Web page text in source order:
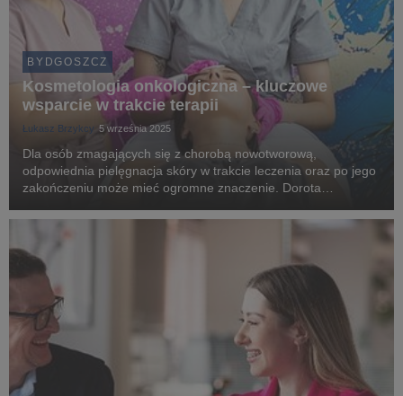
BYDGOSZCZ
Kosmetologia onkologiczna – kluczowe
wsparcie w trakcie terapii
Łukasz Brzykcy 5 września 2025
Dla osób zmagających się z chorobą nowotworową,
odpowiednia pielęgnacja skóry w trakcie leczenia oraz po jego
zakończeniu może mieć ogromne znaczenie. Dorota
Uniwersytetu WSB Merito w Bydgoszczy, opowiada o w...